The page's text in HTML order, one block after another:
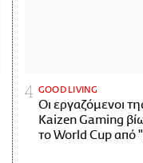
GOOD LIVING
Οι εργαζόμενοι
Kaizen Gaming
το World Cup από